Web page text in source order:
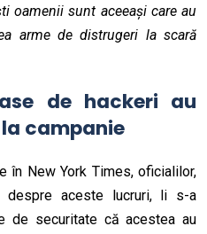
oamenii sunt aceeași care au
arme de distrugeri la scară
de hackeri au
campanie
în New York Times, oficialilor,
aceste lucruri, li s-a
de securitate că acestea au